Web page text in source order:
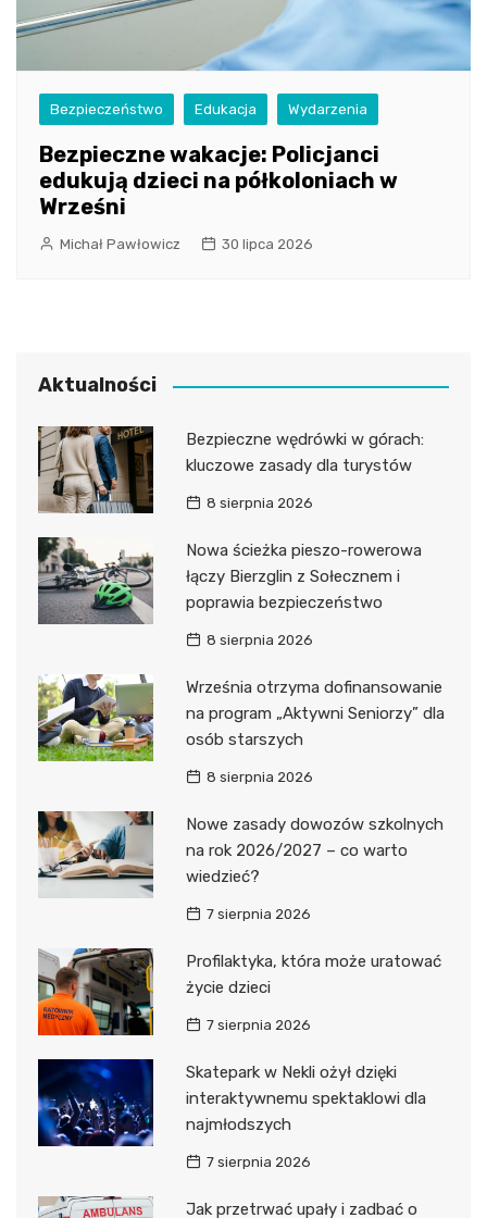
Bezpieczeństwo Edukacja Wydarzenia
Bezpieczne wakacje: Policjanci
edukują dzieci na półkoloniach w
Wrześni
Michał Pawłowicz 30 lipca 2026
Aktualności
Bezpieczne wędrówki w górach:
kluczowe zasady dla turystów
8 sierpnia 2026
Nowa ścieżka pieszo-rowerowa
łączy Bierzglin z Sołecznem i
poprawia bezpieczeństwo
8 sierpnia 2026
Września otrzyma dofinansowanie
na program „Aktywni Seniorzy” dla
osób starszych
8 sierpnia 2026
Nowe zasady dowozów szkolnych
na rok 2026/2027 – co warto
wiedzieć?
7 sierpnia 2026
Profilaktyka, która może uratować
życie dzieci
7 sierpnia 2026
Skatepark w Nekli ożył dzięki
interaktywnemu spektaklowi dla
najmłodszych
7 sierpnia 2026
Jak przetrwać upały i zadbać o